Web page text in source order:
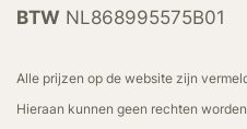
BTW NL868995575B01
Alle prijzen op de website zijn
Hieraan kunnen geen rechten